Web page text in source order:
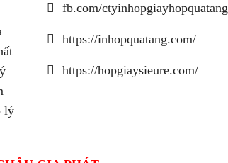
lý
fb.com/ctyinhopgiayhopquatang
https://inhopquatang.com/
https://hopgiaysieure.com/